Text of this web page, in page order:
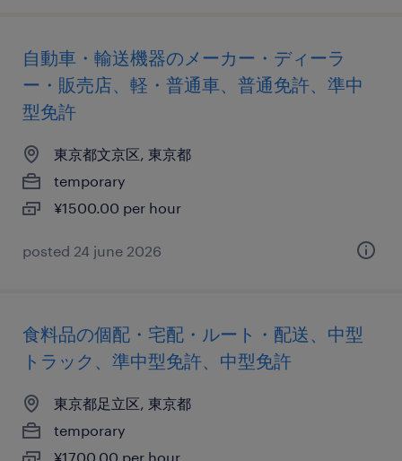
自動車・輸送機器のメーカー・ディーラ
ー・販売店、軽・普通車、普通免許、準中
型免許
東京都文京区, 東京都
temporary
¥1500.00 per hour
posted 24 june 2026
食料品の個配・宅配・ルート・配送、中型
トラック、準中型免許、中型免許
東京都足立区, 東京都
temporary
¥1700.00 per hour